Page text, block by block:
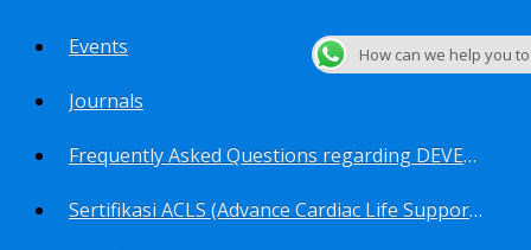
Events
Journals
Frequently Asked Questions regarding DEVELOP Training Center
Sertifikasi ACLS (Advance Cardiac Life Support) BNSP
How can we help you